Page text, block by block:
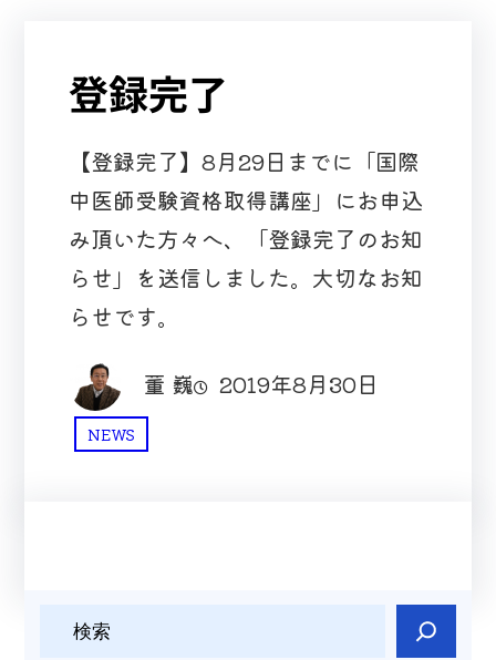
登録完了
【登録完了】8月29日までに「国際
中医師受験資格取得講座」にお申込
み頂いた方々へ、「登録完了のお知
らせ」を送信しました。大切なお知
らせです。
董 巍 2019年8月30日
NEWS